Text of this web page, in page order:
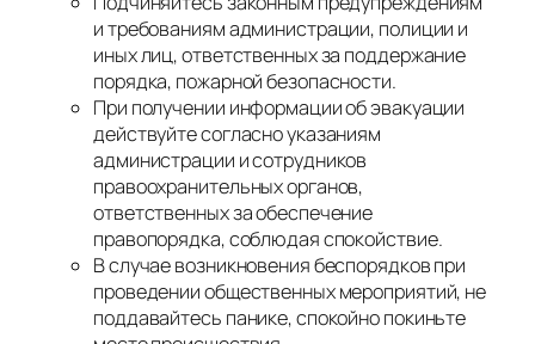
и требованиям администрации, полиции и
иных лиц, ответственных за поддержание
порядка, пожарной безопасности.
При получении информации об эвакуации
действуйте согласно указаниям
администрации и сотрудников
правоохранительных органов,
ответственных за обеспечение
правопорядка, соблюдая спокойствие.
В случае возникновения беспорядков при
проведении общественных мероприятий, не
поддавайтесь панике, спокойно покиньте